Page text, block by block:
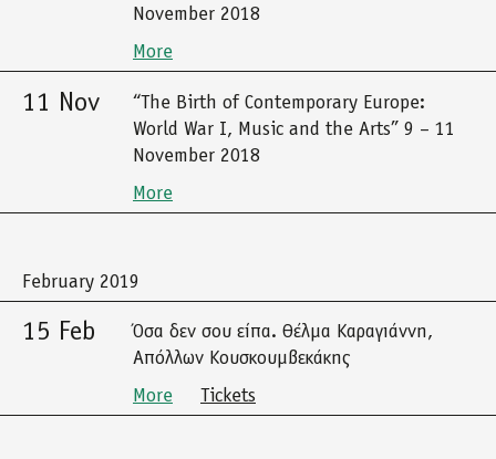
November 2018
More
11 Nov
“The Birth of Contemporary Europe:
World War I, Music and the Arts” 9 – 11
November 2018
More
February 2019
15 Feb
Όσα δεν σου είπα. Θέλμα Καραγιάννη,
Απόλλων Κουσκουμβεκάκης
More
Tickets